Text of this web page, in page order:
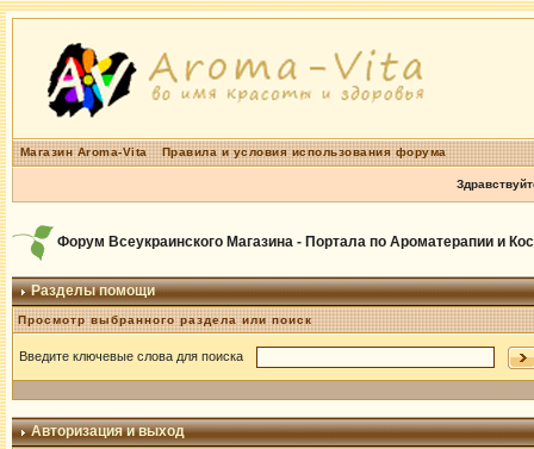
Магазин Aroma-Vita Правила и условия использования форума
Форум Всеукраинского Магазина - Портала по Ароматерапии и
Разделы помощи
Просмотр выбранного раздела или поиск
Введите ключевые слова для поиска
Авторизация и выход